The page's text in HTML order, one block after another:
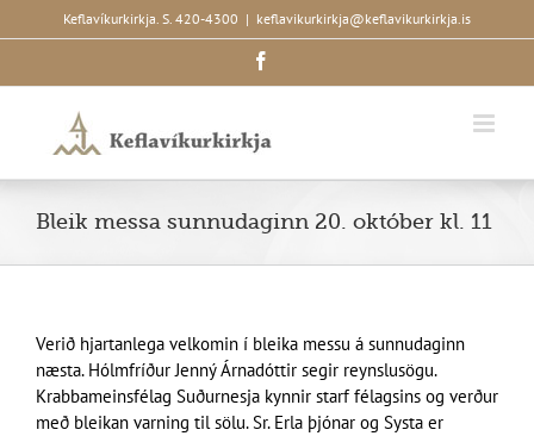
to
Keflavíkurkirkja. S. 420-4300 | keflavikurkirkja@keflavikurkirkja.is
Bleik messa sunnudaginn 20. október kl. 11
Verið hjartanlega velkomin í bleika messu á sunnudaginn
næsta. Hólmfríður Jenný Árnadóttir segir reynslusögu.
Krabbameinsfélag Suðurnesja kynnir starf félagsins og verður
með bleikan varning til sölu. Sr. Erla þjónar og Systa er